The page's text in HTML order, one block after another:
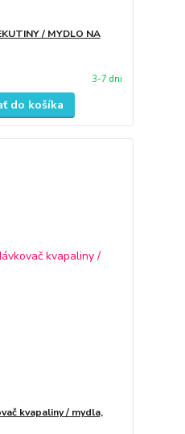
/ MYDLO NA
3-7 dni
do košíka
kvapaliny / mydla,